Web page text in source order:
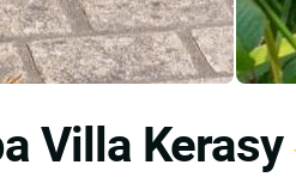
Villa Kerasy